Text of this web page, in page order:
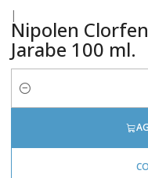
|
Nipolen
Jarabe 100 ml.
Cantidad